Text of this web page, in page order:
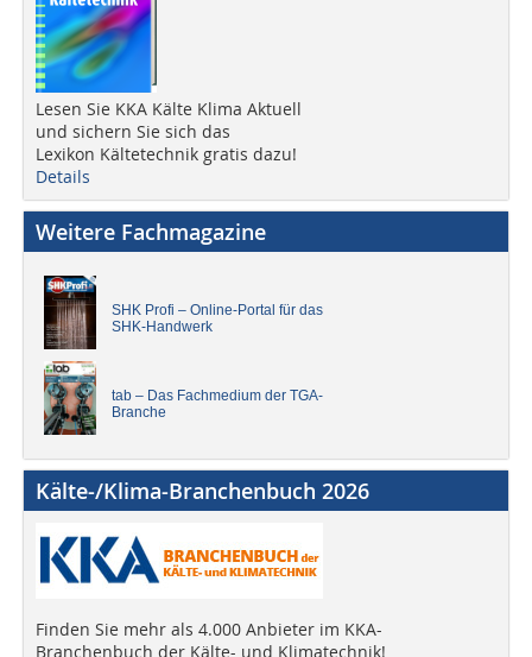
Lesen Sie KKA Kälte Klima Aktuell
und sichern Sie sich das
Lexikon Kältetechnik gratis dazu!
Details
Weitere Fachmagazine
SHK Profi – Online-Portal für das
SHK-Handwerk
tab – Das Fachmedium der TGA-
Branche
Kälte-/Klima-Branchenbuch 2026
Finden Sie mehr als 4.000 Anbieter im KKA-
Branchenbuch der Kälte- und Klimatechnik!